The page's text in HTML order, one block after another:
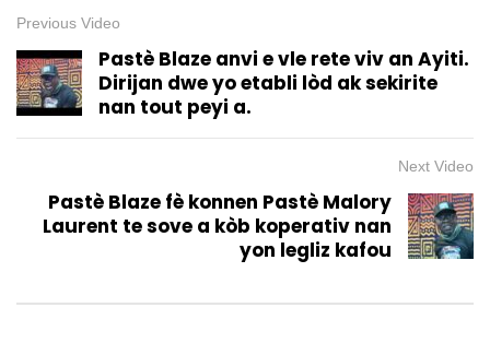
Previous Video
Pastè Blaze anvi e vle rete viv an Ayiti.
Dirijan dwe yo etabli lòd ak sekirite
nan tout peyi a.
Next Video
Pastè Blaze fè konnen Pastè Malory
Laurent te sove a kòb koperativ nan
yon legliz kafou